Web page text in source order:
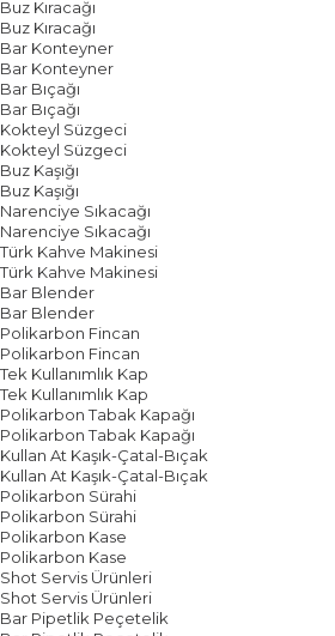
Buz Kıracağı
Buz Kıracağı
Bar Konteyner
Bar Konteyner
Bar Bıçağı
Bar Bıçağı
Kokteyl Süzgeci
Kokteyl Süzgeci
Buz Kaşığı
Buz Kaşığı
Narenciye Sıkacağı
Narenciye Sıkacağı
Türk Kahve Makinesi
Türk Kahve Makinesi
Bar Blender
Bar Blender
Polikarbon Fincan
Polikarbon Fincan
Tek Kullanımlık Kap
Tek Kullanımlık Kap
Polikarbon Tabak Kapağı
Polikarbon Tabak Kapağı
Kullan At Kaşık-Çatal-Bıçak
Kullan At Kaşık-Çatal-Bıçak
Polikarbon Sürahi
Polikarbon Sürahi
Polikarbon Kase
Polikarbon Kase
Shot Servis Ürünleri
Shot Servis Ürünleri
Bar Pipetlik Peçetelik